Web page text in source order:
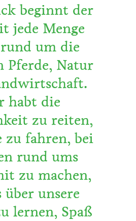
beginnt der
jede Menge
um die
Pferde, Natur
habt die
zu reiten,
zu fahren, bei
rund ums
zu machen,
über unsere
lernen, Spaß